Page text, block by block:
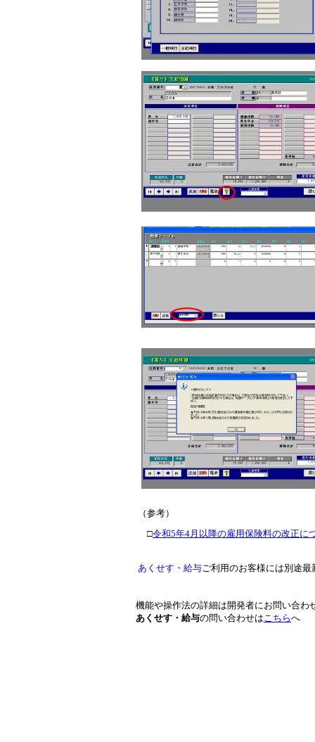
（参考）
□令和5年4月以降の雇用保険料の改正に
あくせす・給与ご利用のお客様には別途
機能や操作法の詳細は開発者にお問い合わ
あくせす・給与の問い合わせはこちらへ